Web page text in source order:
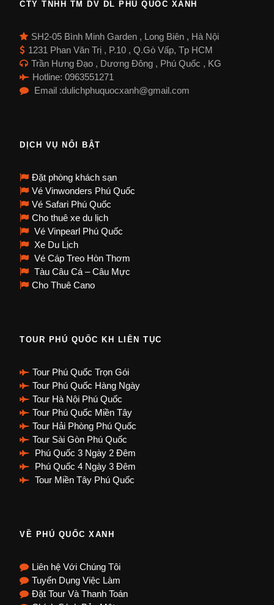
CTY TNHH TM DV DL PHÚ QUỐC XANH
SH2-05 Bình Minh Garden , Long Biên , Hà Nội
1231 Phan Văn Trị , P.10 , Q.Gò Vấp, Tp HCM
Trần Hưng Đạo , Dương Đông , Phú Quốc , KG
Hotline: 0963551271
Email :dulichphuquocxanh@gmail.com
DỊCH VỤ NỔI BẬT
Đặt phòng khách sạn
Vé Vinwonders Phú Quốc
Vé Safari Phú Quốc
Cho thuê xe du lịch
Vé Vinpearl Phú Quốc
Xe Du Lịch
Vé Cáp Treo Hòn Thơm
Tàu Câu Cá – Câu Mực
Cho Thuê Cano
TOUR PHÚ QUỐC KH LIÊN TỤC
Tour Phú Quốc Trọn Gói
Tour Phú Quốc Hàng Ngày
Tour Hà Nội Phú Quốc
Tour Phú Quốc Miền Tây
Tour Hải Phòng Phú Quốc
Tour Sài Gòn Phú Quốc
Phú Quốc 3 Ngày 2 Đêm
Phú Quốc 4 Ngày 3 Đêm
Tour Miền Tây Phú Quốc
VỀ PHÚ QUỐC XANH
Liên hệ Với Chúng Tôi
Tuyển Dụng Việc Làm
Đặt Tour Và Thanh Toán